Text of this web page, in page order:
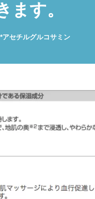
ます。
チルグルコサミン